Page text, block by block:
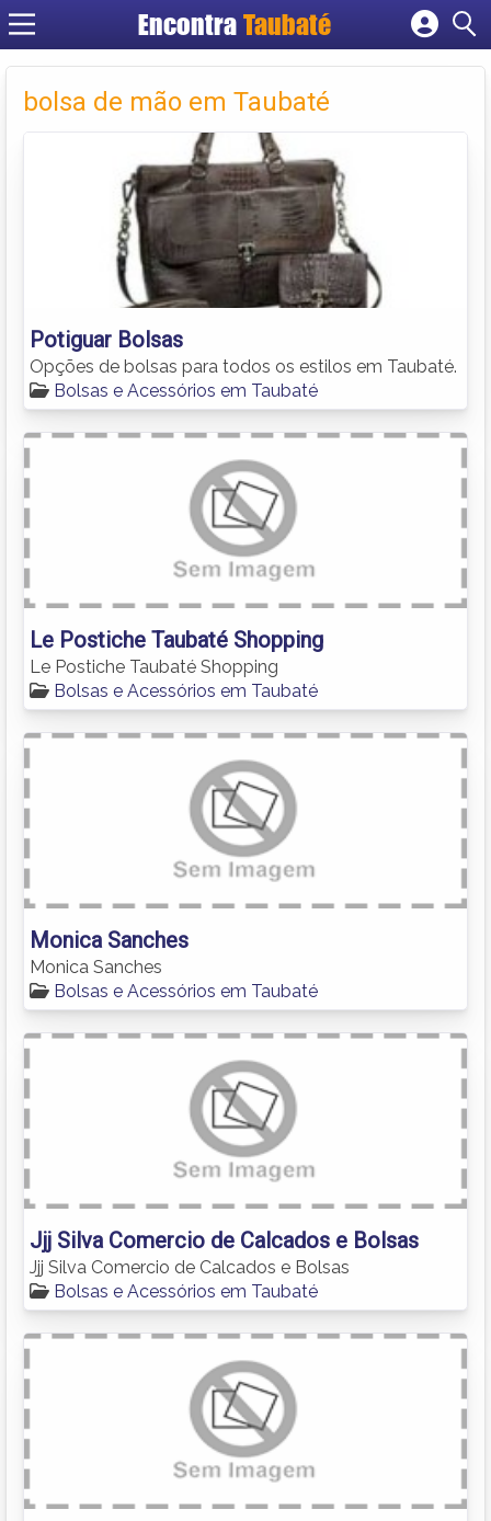
EncontraTaubaté
Cadastrar empresa
Criar conta
bolsa de mão em Taubaté
Potiguar Bolsas
Opções de bolsas para todos os estilos em Taubaté.
Bolsas e Acessórios em Taubaté
Le Postiche Taubaté Shopping
Le Postiche Taubaté Shopping
Bolsas e Acessórios em Taubaté
Monica Sanches
Monica Sanches
Bolsas e Acessórios em Taubaté
Jjj Silva Comercio de Calcados e Bolsas
Jjj Silva Comercio de Calcados e Bolsas
Bolsas e Acessórios em Taubaté